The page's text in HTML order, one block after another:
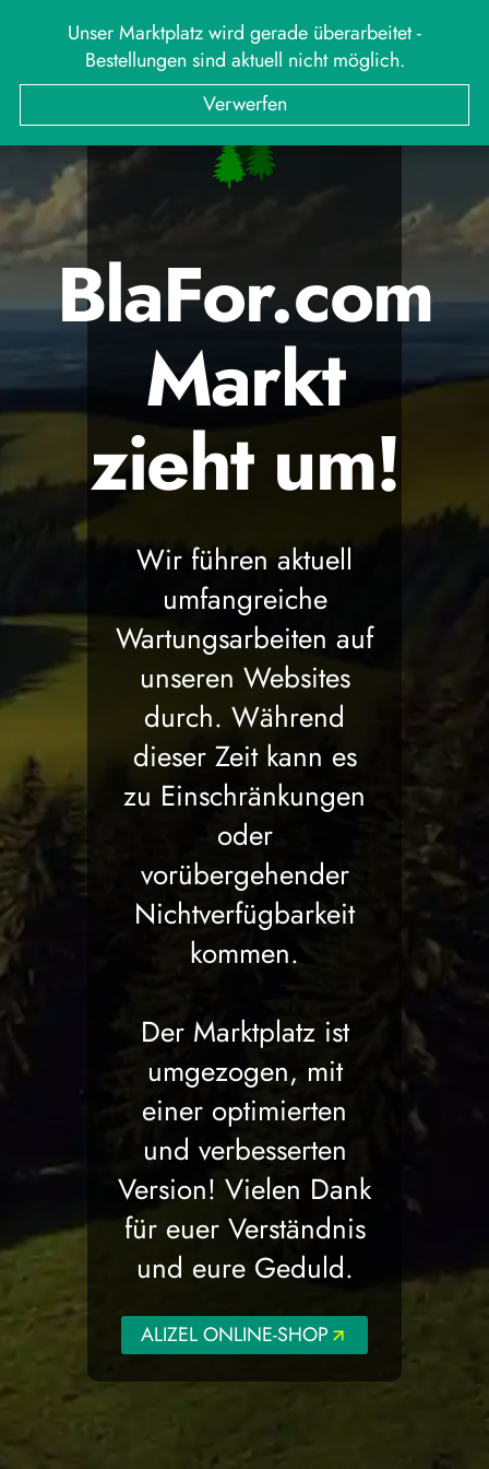
BlaFor.com
Markt
zieht um!
Wir führen aktuell
umfangreiche
Wartungsarbeiten auf
unseren Websites
durch. Während
dieser Zeit kann es
zu Einschränkungen
oder
vorübergehender
Nichtverfügbarkeit
kommen.
Der Marktplatz ist
umgezogen, mit
einer optimierten
und verbesserten
Version! Vielen Dank
für euer Verständnis
und eure Geduld.
ALIZEL ONLINE-SHOP
Unser Marktplatz wird gerade überarbeitet -
Bestellungen sind aktuell nicht möglich.
Verwerfen